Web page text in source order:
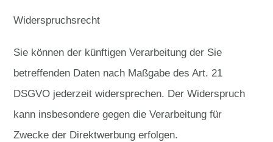
Widerspruchsrecht
Sie können der künftigen Verarbeitung der Sie
betreffenden Daten nach Maßgabe des Art. 21
DSGVO jederzeit widersprechen. Der Widerspruch
kann insbesondere gegen die Verarbeitung für
Zwecke der Direktwerbung erfolgen.